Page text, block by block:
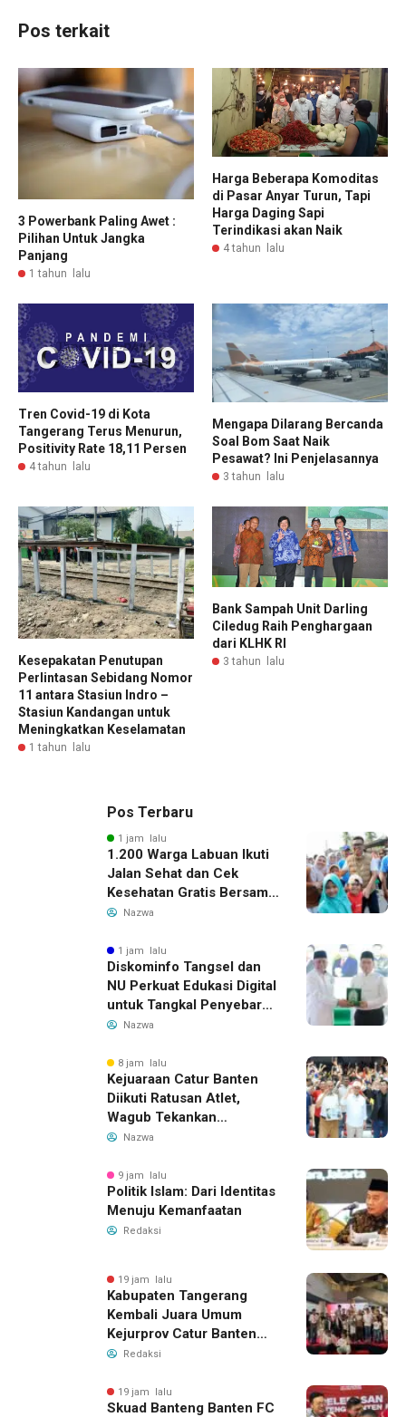
Pos terkait
3 Powerbank Paling Awet :
Pilihan Untuk Jangka
Panjang
1 tahun lalu
Harga Beberapa Komoditas
di Pasar Anyar Turun, Tapi
Harga Daging Sapi
Terindikasi akan Naik
4 tahun lalu
Tren Covid-19 di Kota
Tangerang Terus Menurun,
Positivity Rate 18,11 Persen
4 tahun lalu
Mengapa Dilarang Bercanda
Soal Bom Saat Naik
Pesawat? Ini Penjelasannya
3 tahun lalu
Kesepakatan Penutupan
Perlintasan Sebidang Nomor
11 antara Stasiun Indro –
Stasiun Kandangan untuk
Meningkatkan Keselamatan
1 tahun lalu
Bank Sampah Unit Darling
Ciledug Raih Penghargaan
dari KLHK RI
3 tahun lalu
Pos Terbaru
1 jam lalu
1.200 Warga Labuan Ikuti
Jalan Sehat dan Cek
Kesehatan Gratis Bersama
Gubernur Banten
Nazwa
1 jam lalu
Diskominfo Tangsel dan
NU Perkuat Edukasi Digital
untuk Tangkal Penyebaran
Hoaks
Nazwa
8 jam lalu
Kejuaraan Catur Banten
Diikuti Ratusan Atlet,
Wagub Tekankan
Pembinaan Dini
Nazwa
9 jam lalu
Politik Islam: Dari Identitas
Menuju Kemanfaatan
Redaksi
19 jam lalu
Kabupaten Tangerang
Kembali Juara Umum
Kejurprov Catur Banten
2026, Raih 24 Medali
Redaksi
19 jam lalu
Skuad Banteng Banten FC